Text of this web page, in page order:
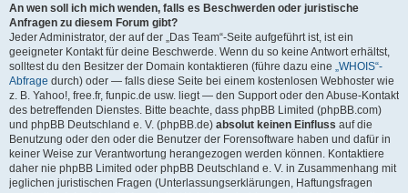
An wen soll ich mich wenden, falls es Beschwerden oder juristische
Anfragen zu diesem Forum gibt?
Jeder Administrator, der auf der „Das Team“-Seite aufgeführt ist, ist ein
geeigneter Kontakt für deine Beschwerde. Wenn du so keine Antwort erhältst,
solltest du den Besitzer der Domain kontaktieren (führe dazu eine „WHOIS“-
Abfrage durch) oder — falls diese Seite bei einem kostenlosen Webhoster wie
z. B. Yahoo!, free.fr, funpic.de usw. liegt — den Support oder den Abuse-Kontakt
des betreffenden Dienstes. Bitte beachte, dass phpBB Limited (phpBB.com)
und phpBB Deutschland e. V. (phpBB.de) absolut keinen Einfluss auf die
Benutzung oder den oder die Benutzer der Forensoftware haben und dafür in
keiner Weise zur Verantwortung herangezogen werden können. Kontaktiere
daher nie phpBB Limited oder phpBB Deutschland e. V. in Zusammenhang mit
jeglichen juristischen Fragen (Unterlassungserklärungen, Haftungsfragen